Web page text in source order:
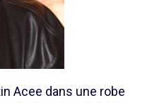
Acee dans une robe